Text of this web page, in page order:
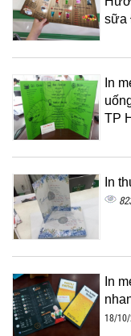
sữa
In
TP
In
In
18/